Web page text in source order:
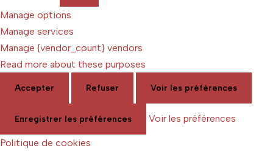
Manage options
Manage services
Manage {vendor_count} vendors
Read more about these purposes
Accepter Refuser Voir les préférences
Enregistrer les préférences Voir les préférences
Politique de cookies